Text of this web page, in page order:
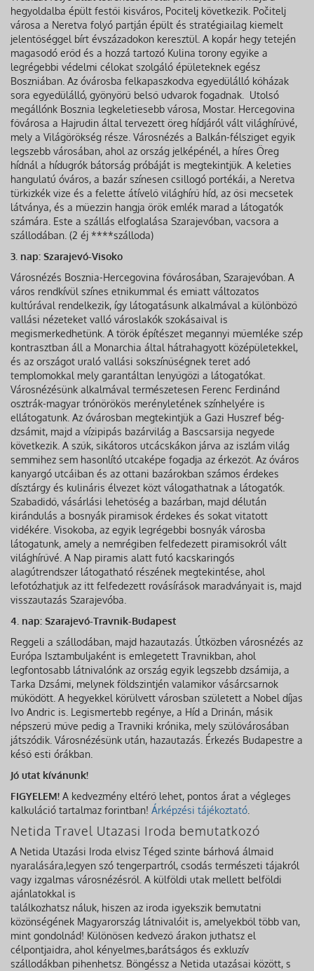
hegyoldalba épült festői kisváros, Pocitelj következik. Počitelj
városa a Neretva folyó partján épült és stratégiailag kiemelt
jelentőséggel bírt évszázadokon keresztül. A kopár hegy tetején
magasodó erőd és a hozzá tartozó Kulina torony egyike a
legrégebbi védelmi célokat szolgáló épületeknek egész
Boszniában. Az óvárosba felkapaszkodva egyedülálló kőházak
sora egyedülálló, gyönyörű belső udvarok fogadnak. Utolsó
megállónk Bosznia legkeletiesebb városa, Mostar. Hercegovina
fővárosa a Hajrudin által tervezett öreg hídjáról vált világhírűvé,
mely a Világörökség része. Városnézés a Balkán-félsziget egyik
legszebb városában, ahol az ország jelképénél, a híres Öreg
hídnál a hídugrók bátorság próbáját is megtekintjük. A keleties
hangulatú óváros, a bazár színesen csillogó portékái, a Neretva
türkizkék vize és a felette átívelő világhírű híd, az ősi mecsetek
látványa, és a müezzin hangja örök emlék marad a látogatók
számára. Este a szállás elfoglalása Szarajevóban, vacsora a
szállodában. (2 éj ****szálloda)
3. nap: Szarajevó-Visoko
Városnézés Bosznia-Hercegovina fővárosában, Szarajevóban. A
város rendkívül színes etnikummal és emiatt változatos
kultúrával rendelkezik, így látogatásunk alkalmával a különböző
vallási nézeteket valló városlakók szokásaival is
megismerkedhetünk. A török építészet megannyi műemléke szép
kontrasztban áll a Monarchia által hátrahagyott középületekkel,
és az országot uraló vallási sokszínűségnek teret adó
templomokkal mely garantáltan lenyűgözi a látogatókat.
Városnézésünk alkalmával természetesen Ferenc Ferdinánd
osztrák-magyar trónörökös merényletének színhelyére is
ellátogatunk. Az óvárosban megtekintjük a Gazi Huszref bég-
dzsámit, majd a vízipipás bazárvilág a Bascsarsija negyede
következik. A szűk, sikátoros utcácskákon járva az iszlám világ
semmihez sem hasonlító utcaképe fogadja az érkezőt. Az óváros
kanyargó utcáiban és az ottani bazárokban számos érdekes
dísztárgy és kulináris élvezet közt válogathatnak a látogatók.
Szabadidő, vásárlási lehetőség a bazárban, majd délután
kirándulás a bosnyák piramisok érdekes és sokat vitatott
vidékére. Visokoba, az egyik legrégebbi bosnyák városba
látogatunk, amely a nemrégiben felfedezett piramisokról vált
világhírűvé. A Nap piramis alatt futó kacskaringós
alagútrendszer látogatható részének megtekintése, ahol
lefotózhatjuk az itt felfedezett rovásírások maradványait is, majd
visszautazás Szarajevóba.
4. nap: Szarajevó-Travnik-Budapest
Reggeli a szállodában, majd hazautazás. Útközben városnézés az
Európa Isztambuljaként is emlegetett Travnikban, ahol
legfontosabb látnivalónk az ország egyik legszebb dzsámija, a
Tarka Dzsámi, melynek földszintjén valamikor vásárcsarnok
működött. A hegyekkel körülvett városban született a Nobel díjas
Ivo Andric is. Legismertebb regénye, a Híd a Drinán, másik
népszerű műve pedig a Travniki krónika, mely szülővárosában
játszódik. Városnézésünk után, hazautazás. Érkezés Budapestre a
késő esti órákban.
Jó utat kívánunk!
FIGYELEM! A kedvezmény eltérő lehet, pontos árat a végleges
kalkuláció tartalmaz forintban! Árképzési tájékoztató
Netida Travel Utazasi Iroda bemutatkozó
A Netida Utazási Iroda elvisz Téged szinte bárhová álmaid
nyaralására,legyen szó tengerpartról, csodás természeti tájakról
vagy izgalmas városnézésről. A külföldi utak mellett belföldi
ajánlatokkal is
találkozhatsz náluk, hiszen az iroda igyekszik bemutatni
közönségének Magyarország látnivalóit is, amelyekből több van,
mint gondolnád! Különösen kedvező árakon juthatsz el
célpontjaidra, ahol kényelmes,barátságos és exkluzív
szállodákban pihenhetsz. Böngéssz a Netida utazásai között, s